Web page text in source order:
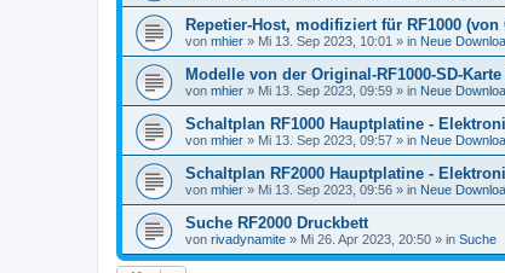
Repetier-Host, modifiziert für RF1000
von mhier » Mi 13. Sep 2023, 10:01 » in Neue
Modelle von der Original-RF1000-SD-
von mhier » Mi 13. Sep 2023, 09:59 » in Neue
Schaltplan RF1000 Hauptplatine -
von mhier » Mi 13. Sep 2023, 09:57 » in Neue
Schaltplan RF2000 Hauptplatine -
von mhier » Mi 13. Sep 2023, 09:56 » in Neue
Suche RF2000 Druckbett
von rivadynamite » Mi 26. Apr 2023, 20:50 » in Suche